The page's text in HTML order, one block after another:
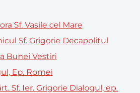
Sf. Vasile cel Mare
Sf. Grigorie Decapolitul
Bunei Vestiri
Ep. Romei
Sf. Ier. Grigorie Dialogul, ep.